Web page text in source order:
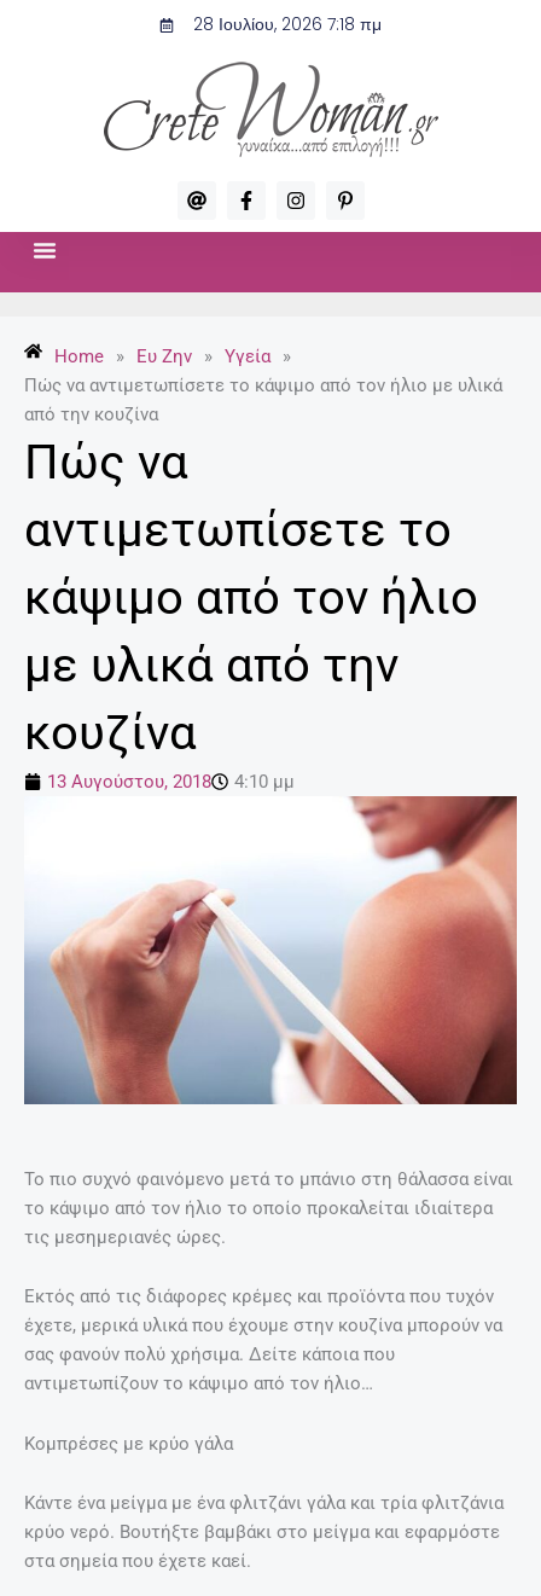
28 Ιουλίου, 2026 7:18 πμ
A
t
F
a
c
f
I
n
s
P
i
n
p
Home » Ευ Ζην » Υγεία
»
Πώς να αντιμετωπίσετε το κάψιμο από τον ήλιο με υλικά
από την κουζίνα
Πώς να
αντιμετωπίσετε το
κάψιμο από τον ήλιο
με υλικά από την
κουζίνα
13 Αυγούστου, 2018 4:10 μμ
Το πιο συχνό φαινόμενο μετά το μπάνιο στη θάλασσα είναι
το κάψιμο από τον ήλιο το οποίο προκαλείται ιδιαίτερα
τις μεσημεριανές ώρες.
Εκτός από τις διάφορες κρέμες και προϊόντα που τυχόν
έχετε, μερικά υλικά που έχουμε στην κουζίνα μπορούν να
σας φανούν πολύ χρήσιμα. Δείτε κάποια που
αντιμετωπίζουν το κάψιμο από τον ήλιο…
Κομπρέσες με κρύο γάλα
Κάντε ένα μείγμα με ένα φλιτζάνι γάλα και τρία φλιτζάνια
κρύο νερό. Βουτήξτε βαμβάκι στο μείγμα και εφαρμόστε
στα σημεία που έχετε καεί.